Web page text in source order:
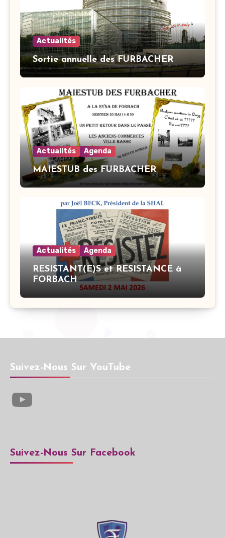
Actualités
Sortie annuelle des FURBACHER
Actualités Agenda
MAIESTUB des FURBACHER
Actualités Agenda
RESISTANT(E)S et RESISTANCE à
FORBACH
Suivez-Nous Sur YouTube
YouTube
Suivez-Nous Sur Facebook